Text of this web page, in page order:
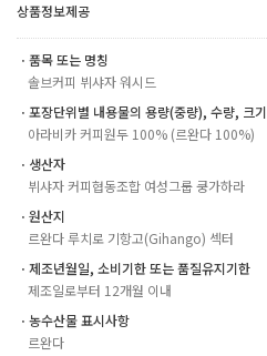
상품정보제공
ㆍ품목 또는 명칭
솔브커피 뷔샤자 워시드
ㆍ포장단위별 내용물의 용량(중량), 수량, 크기
아라비카 커피원두 100% (르완다 100%)
ㆍ생산자
뷔샤자 커피협동조합 여성그룹 쿵가하라
ㆍ원산지
르완다 루치로 기항고(Gihango) 섹터
ㆍ제조년월일, 소비기한 또는 품질유지기한
제조일로부터 12개월 이내
ㆍ농수산물 표시사항
르완다